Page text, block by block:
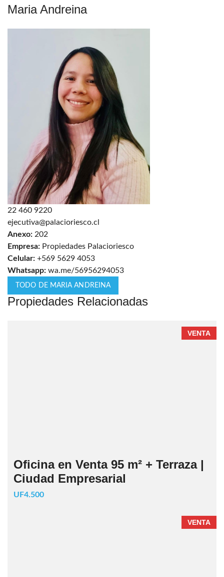
Maria Andreina
22 460 9220
ejecutiva@palacioriesco.cl
Anexo: 202
Empresa: Propiedades Palacioriesco
Celular: +569 5629 4053
Whatsapp: wa.me/56956294053
TODO DE MARIA ANDREINA
Propiedades Relacionadas
VENTA
Oficina en Venta 95 m² + Terraza |
Ciudad Empresarial
UF4.500
VENTA